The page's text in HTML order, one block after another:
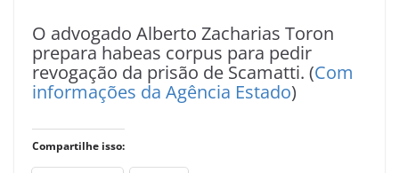
O advogado Alberto Zacharias Toron
prepara habeas corpus para pedir
revogação da prisão de Scamatti. (Com
informações da Agência Estado)
Compartilhe isso: